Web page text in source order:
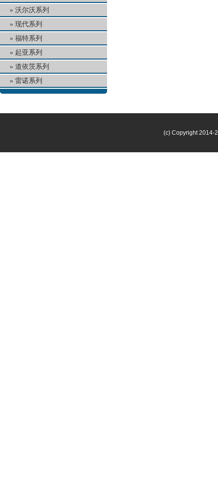
沃尔沃系列
现代系列
福特系列
起亚系列
道依茨系列
雷诺系列
(c) Copyright 2014-